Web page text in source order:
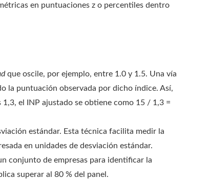
en puntuaciones z o percentiles dentro
que oscile, por ejemplo, entre 1.0 y 1.5. Una vía
la puntuación observada por dicho índice. Así,
el INP ajustado se obtiene como 15 / 1,3 =
estándar. Esta técnica facilita medir la
en unidades de desviación estándar.
conjunto de empresas para identificar la
superar al 80 % del panel.